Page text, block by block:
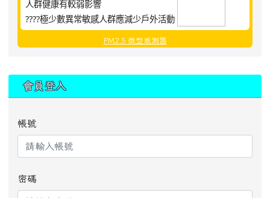
人群健康有較弱影響
????極少數異常敏感人群應減少戶外活動
PM2.5 微型感測器
會員登入
帳號
密碼